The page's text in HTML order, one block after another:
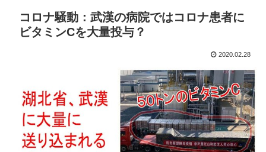
コロナ騒動：武漢の病院ではコロナ患者に
ビタミンCを大量投与？
2020.02.28